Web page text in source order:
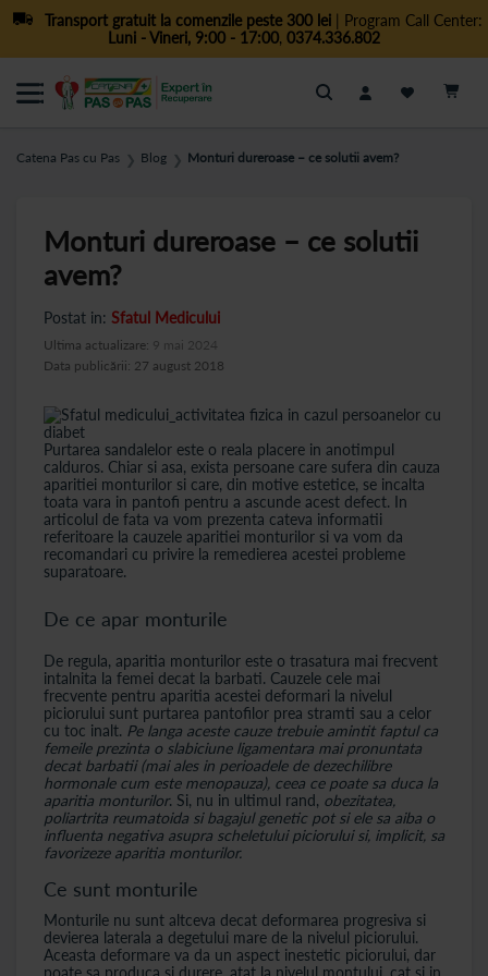
Transport gratuit la comenzile peste 300 lei| Program Call Center:
Luni - Vineri, 9:00 - 17:00, 0374.336.802
Cautare
Catena Pas cu Pas ❯ Blog ❯ Monturi dureroase – ce solutii avem?
Monturi dureroase – ce solutii
avem?
Postat in: Sfatul Medicului
Data publicării: 27 august 2018
Ultima actualizare: 9 mai 2024
Purtarea sandalelor este o reala placere in anotimpul
calduros. Chiar si asa, exista persoane care sufera din cauza
aparitiei monturilor si care, din motive estetice, se incalta
toata vara in pantofi pentru a ascunde acest defect. In
articolul de fata va vom prezenta cateva informatii
referitoare la cauzele aparitiei monturilor si va vom da
recomandari cu privire la remedierea acestei probleme
suparatoare.
De ce apar monturile
De regula, aparitia monturilor este o trasatura mai frecvent
intalnita la femei decat la barbati. Cauzele cele mai
frecvente pentru aparitia acestei deformari la nivelul
piciorului sunt purtarea pantofilor prea stramti sau a celor
cu toc inalt. Pe langa aceste cauze trebuie amintit faptul ca
femeile prezinta o slabiciune ligamentara mai pronuntata
decat barbatii (mai ales in perioadele de dezechilibre
hormonale cum este menopauza), ceea ce poate sa duca la
aparitia monturilor. Si, nu in ultimul rand, obezitatea,
poliartrita reumatoida si bagajul genetic pot si ele sa aiba o
influenta negativa asupra scheletului piciorului si, implicit, sa
favorizeze aparitia monturilor.
Ce sunt monturile
Monturile nu sunt altceva decat deformarea progresiva si
devierea laterala a degetului mare de la nivelul piciorului.
Aceasta deformare va da un aspect inestetic piciorului, dar
poate sa produca si durere, atat la nivelul montului, cat si in